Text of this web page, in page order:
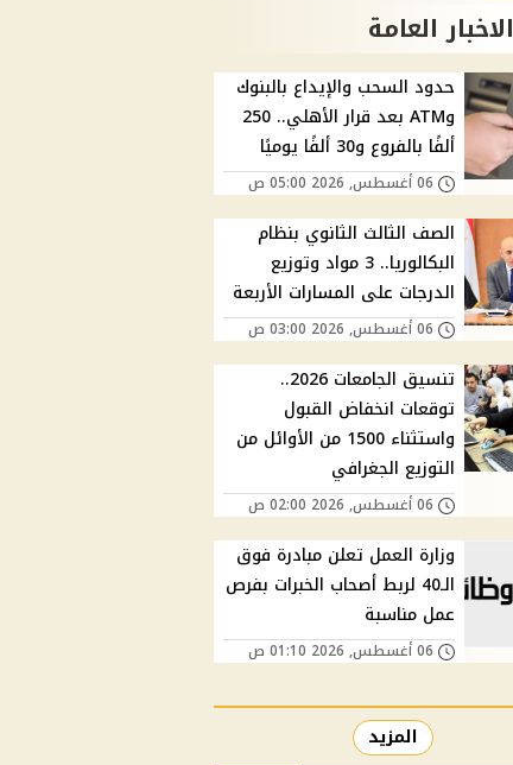
الاخبار العامة
حدود السحب والإيداع بالبنوك
وATM بعد قرار الأهلي.. 250
ألفًا بالفروع و30 ألفًا يوميًا
06 أغسطس, 2026 05:00 ص
الصف الثالث الثانوي بنظام
البكالوريا.. 3 مواد وتوزيع
الدرجات على المسارات الأربعة
06 أغسطس, 2026 03:00 ص
تنسيق الجامعات 2026..
توقعات انخفاض القبول
واستثناء 1500 من الأوائل من
التوزيع الجغرافي
06 أغسطس, 2026 02:00 ص
وزارة العمل تعلن مبادرة فوق
الـ40 لربط أصحاب الخبرات بفرص
عمل مناسبة
06 أغسطس, 2026 01:10 ص
المزيد